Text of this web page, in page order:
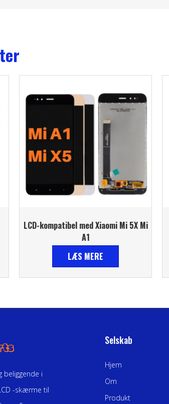
LCD-kompatibel med Xiaomi Mi 5X Mi
A1
LÆS MERE
beliggende i
-skærme til
Selskab
Hjem
Om
Produkt